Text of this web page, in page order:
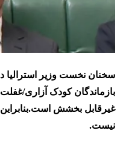
سخنان نخست وزیر استرالیا
بازماندگان کودک آزاری/
غیرقابل بخشش
نیست.